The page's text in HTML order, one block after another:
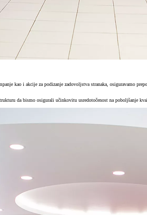
kao i akcije za podizanje zadovoljstva stranaka, osiguravamo
da bismo osigurali učinkovitu usredotočenost na poboljšanje